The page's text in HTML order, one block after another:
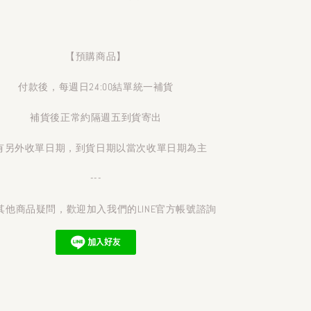
【預購商品】
付款後，每週日24:00結單統一補貨
補貨後正常約隔週五到貨寄出
另外收單日期，到貨日期以當次收單日期為主
---
他商品疑問，歡迎加入我們的LINE官方帳號諮詢